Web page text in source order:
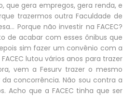
que gera empregos, gera renda, e
trazermos outra Faculdade de
Porque não investir na FACEC?
de acabar com esses ônibus que
sim fazer um convênio com a
lutou vários anos para trazer
vem a Fesurv trazer o mesmo
concorrência. Não sou contra a
Acho que a FACEC tinha que ser